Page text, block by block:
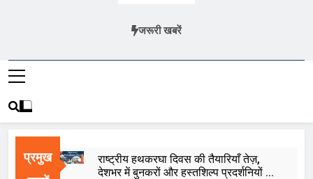
Jai Rashtra
हिंदी समाचार
जरूरी खबरें
प्रमुख
राष्ट्रीय हथकरघा दिवस की तैयारियाँ तेज़,
देशभर में बुनकरों और हस्तशिल्प प्रदर्शनियों का